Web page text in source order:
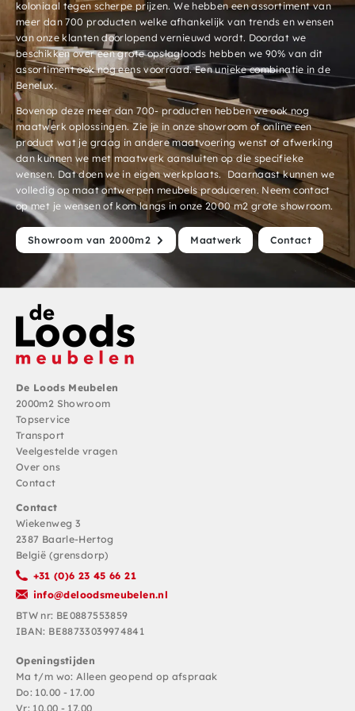
koloniaal tegen scherpe prijzen. We hebben een assortiment van
meer dan 700 producten welke afhankelijk van trends en wensen
van onze klanten doorlopend vernieuwd wordt. Doordat we
beschikken over een grote opslagloods hebben we 90% van dit
assortiment ook nog eens voorraad. Een unieke combinatie in de
Benelux.
Bovenop deze meer dan 700- producten hebben we ook nog
maatwerk oplossingen. Zie je in onze showroom of online een
product wat je graag in andere maatvoering wenst of afwerking
dan kunnen we met maatwerk aansluiten op die specifieke
wensen. Dat doen we in eigen werkplaats. Daarnaast kunnen we
volledig op maat ontwerpen meubels produceren. Neem contact
op met je wensen of kom langs in onze 2000 m2 grote showroom.
Showroom van 2000m2 Maatwerk Contact
De Loods Meubelen
2000m2 Showroom
Topservice
Transport
Veelgestelde vragen
Over ons
Contact
Contact
Wiekenweg 3
2387 Baarle-Hertog
België (grensdorp)
+31 (0)6 23 45 66 21
info@deloodsmeubelen.nl
BTW nr: BE0887553859
IBAN: BE88733039974841
Openingstijden
Ma t/m wo: Alleen geopend op afspraak
Do: 10.00 - 17.00
Vr: 10.00 - 17.00